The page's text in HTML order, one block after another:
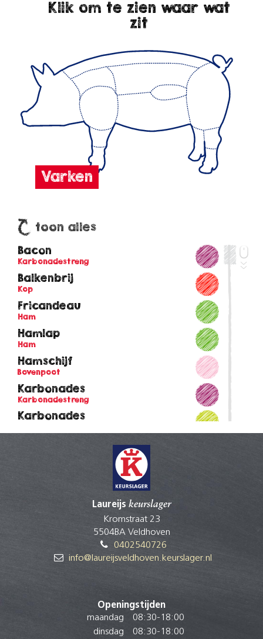
Klik om te zien waar wat
zit
toon alles
Bacon
Karbonadestreng
Balkenbrij
Kop
Fricandeau
Ham
Hamlap
Ham
Hamschijf
Bovenpoot
Karbonades
Karbonadestreng
Karbonades
Schnitzel
Karbonadestreng
Laureijs keurslager
Kromstraat 23
5504BA Veldhoven
0402540726
info@laureijsveldhoven.keurslager.nl
Openingstijden
maandag
08:30-18:00
dinsdag
08:30-18:00